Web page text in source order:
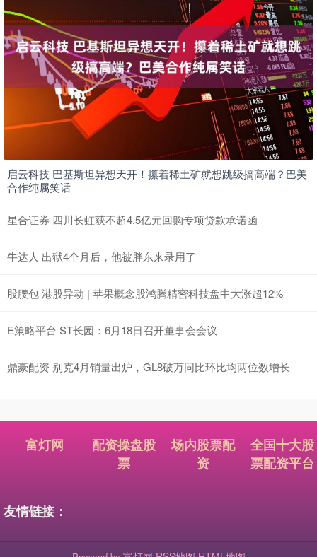
启云科技 巴基斯坦异想天开！攥着稀土矿就想跳级搞高端？巴美
合作纯属笑话
星合证券 四川长虹获不超4.5亿元回购专项贷款承诺函
牛达人 出狱4个月后，他被胖东来录用了
股腰包 港股异动 | 苹果概念股鸿腾精密科技盘中大涨超12%
E策略平台 ST长园：6月18日召开董事会会议
鼎豪配资 别克4月销量出炉，GL8破万同比环比均两位数增长
富灯网
配资操盘股
票
场内股票配
资
全国十大股
票配资平台
友情链接：